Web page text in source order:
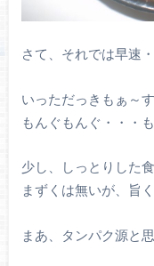
さて、それでは早速
いっただっきもぁ～す
もんぐもんぐ・・・
少し、しっとりした食
まずくは無いが、旨く
まあ、タンパク源と